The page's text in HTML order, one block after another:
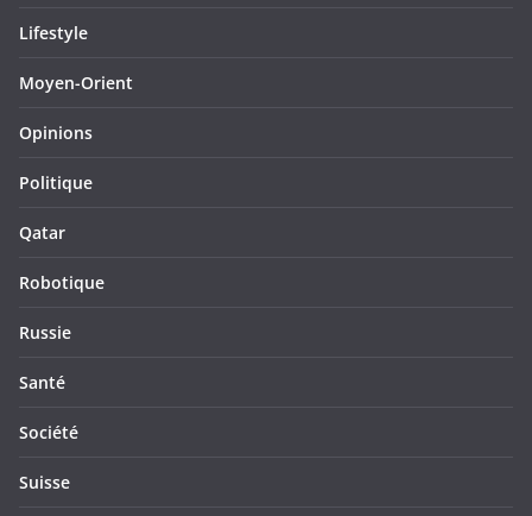
Lifestyle
Moyen-Orient
Opinions
Politique
Qatar
Robotique
Russie
Santé
Société
Suisse